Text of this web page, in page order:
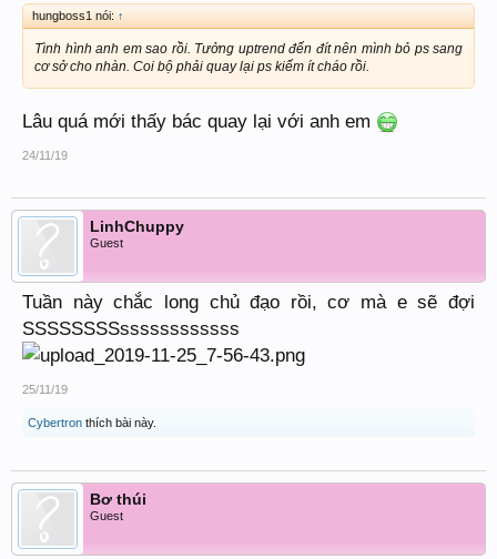
hungboss1 nói: ↑
Tình hình anh em sao rồi. Tưởng uptrend đến đít nên mình bỏ ps sang
cơ sở cho nhàn. Coi bộ phải quay lại ps kiếm ít cháo rồi.
Lâu quá mới thấy bác quay lại với anh em
24/11/19
LinhChuppy
Guest
Tuần này chắc long chủ đạo rồi, cơ mà e sẽ đợi
SSSSSSSSssssssssssss
25/11/19
Cybertron thích bài này.
Bơ thúi
Guest